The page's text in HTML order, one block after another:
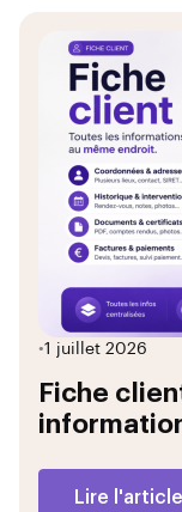
•1 juillet 2026
Fiche
Lire l'article